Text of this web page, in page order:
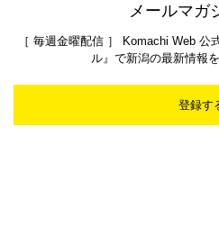
メールマガ
［ 毎週金曜配信 ］ Komachi Web 公
ル』で新潟の最新情報
登録す